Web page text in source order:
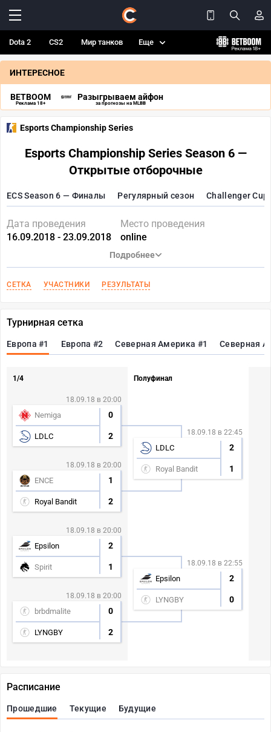
Dota 2 CS2 Мир танков Еще
ИНТЕРЕСНОЕ
BETBOOM
Реклама 18+
Разыгрываем айфон
за прогнозы на MLBB
Esports Championship Series
Esports Championship Series Season 6 —
Открытые отборочные
ECS Season 6 — Финалы Регулярный сезон Challenger
Дата проведения
16.09.2018 - 23.09.2018
Место проведения
online
Подробнее
СЕТКА УЧАСТНИКИ РЕЗУЛЬТАТЫ
Турнирная сетка
Европа #1 Европа #2 Северная Америка #1 Северная
1/4
18.09.18 в 20:00
Nemiga 0
LDLC 2
18.09.18 в 20:00
ENCE 1
Royal Bandit 2
18.09.18 в 20:00
Epsilon 2
Spirit 1
18.09.18 в 20:00
brbdmalite 0
LYNGBY 2
Полуфинал
18.09.18 в 22:45
LDLC 2
Royal Bandit 1
18.09.18 в 22:55
Epsilon 2
LYNGBY 0
Расписание
Прошедшие Текущие Будущие